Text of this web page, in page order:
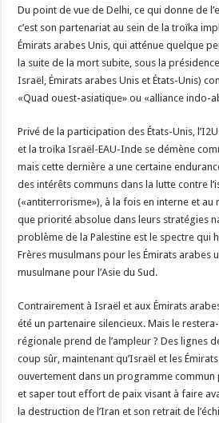
Du point de vue de Delhi, ce qui donne de
c’est son partenariat au sein de la troïka
Émirats arabes Unis, qui atténue quelque
la suite de la mort subite, sous la
Israël, Émirats arabes Unis et États-Unis)
«Quad ouest-asiatique» ou «alliance indo-
Privé de la participation des États-Unis,
et la troïka Israël-EAU-Inde se démène
mais cette dernière a une certaine
des intérêts communs dans la lutte contre
(«antiterrorisme»), à la fois en interne et au
que priorité absolue dans leurs stratégies
problème de la Palestine est le spectre qui
Frères musulmans pour les Émirats arabes
musulmane pour l’Asie du Sud.
Contrairement à Israël et aux Émirats
été un partenaire silencieux. Mais le
régionale prend de l’ampleur ? Des lignes
coup sûr, maintenant qu’Israël et les
ouvertement dans un programme
et saper tout effort de paix visant à faire
la destruction de l’Iran et son retrait de